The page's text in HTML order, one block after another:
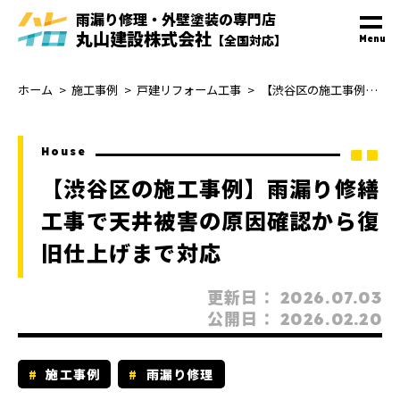
雨漏り修理・外壁塗装の専門店
丸山建設株式会社 【全国対応】 Menu
ホーム 施工事例 戸建リフォーム工事 【渋谷区の施工事例】雨漏り修繕工事で天井被害の原因確認から復旧仕上げまで対応
House
【渋谷区の施工事例】雨漏り修繕
工事で天井被害の原因確認から復
旧仕上げまで対応
更新日：2026.07.03
公開日：2026.02.20
施工事例 雨漏り修理